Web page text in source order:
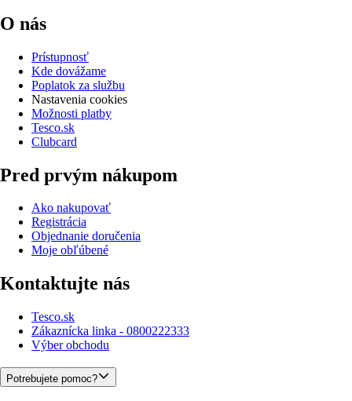
O nás
Prístupnosť
Kde dovážame
Poplatok za službu
Nastavenia cookies
Možnosti platby
Tesco.sk
Clubcard
Pred prvým nákupom
Ako nakupovať
Registrácia
Objednanie doručenia
Moje obľúbené
Kontaktujte nás
Tesco.sk
Zákaznícka linka - 0800222333
Výber obchodu
Potrebujete pomoc?